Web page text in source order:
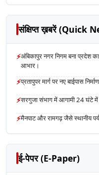
संक्षिप्त ख़बरें (Quick
⚡अंबिकापुर नगर निगम बना प्रदेश
आभार।
⚡प्रतापुपर मार्ग पर नए बाईपास
⚡सरगुजा संभाग में आगामी 24 घंटे में
⚡मैनपाट और रामगढ़ जैसे स्थानीय
ई-पेपर (E-Paper)